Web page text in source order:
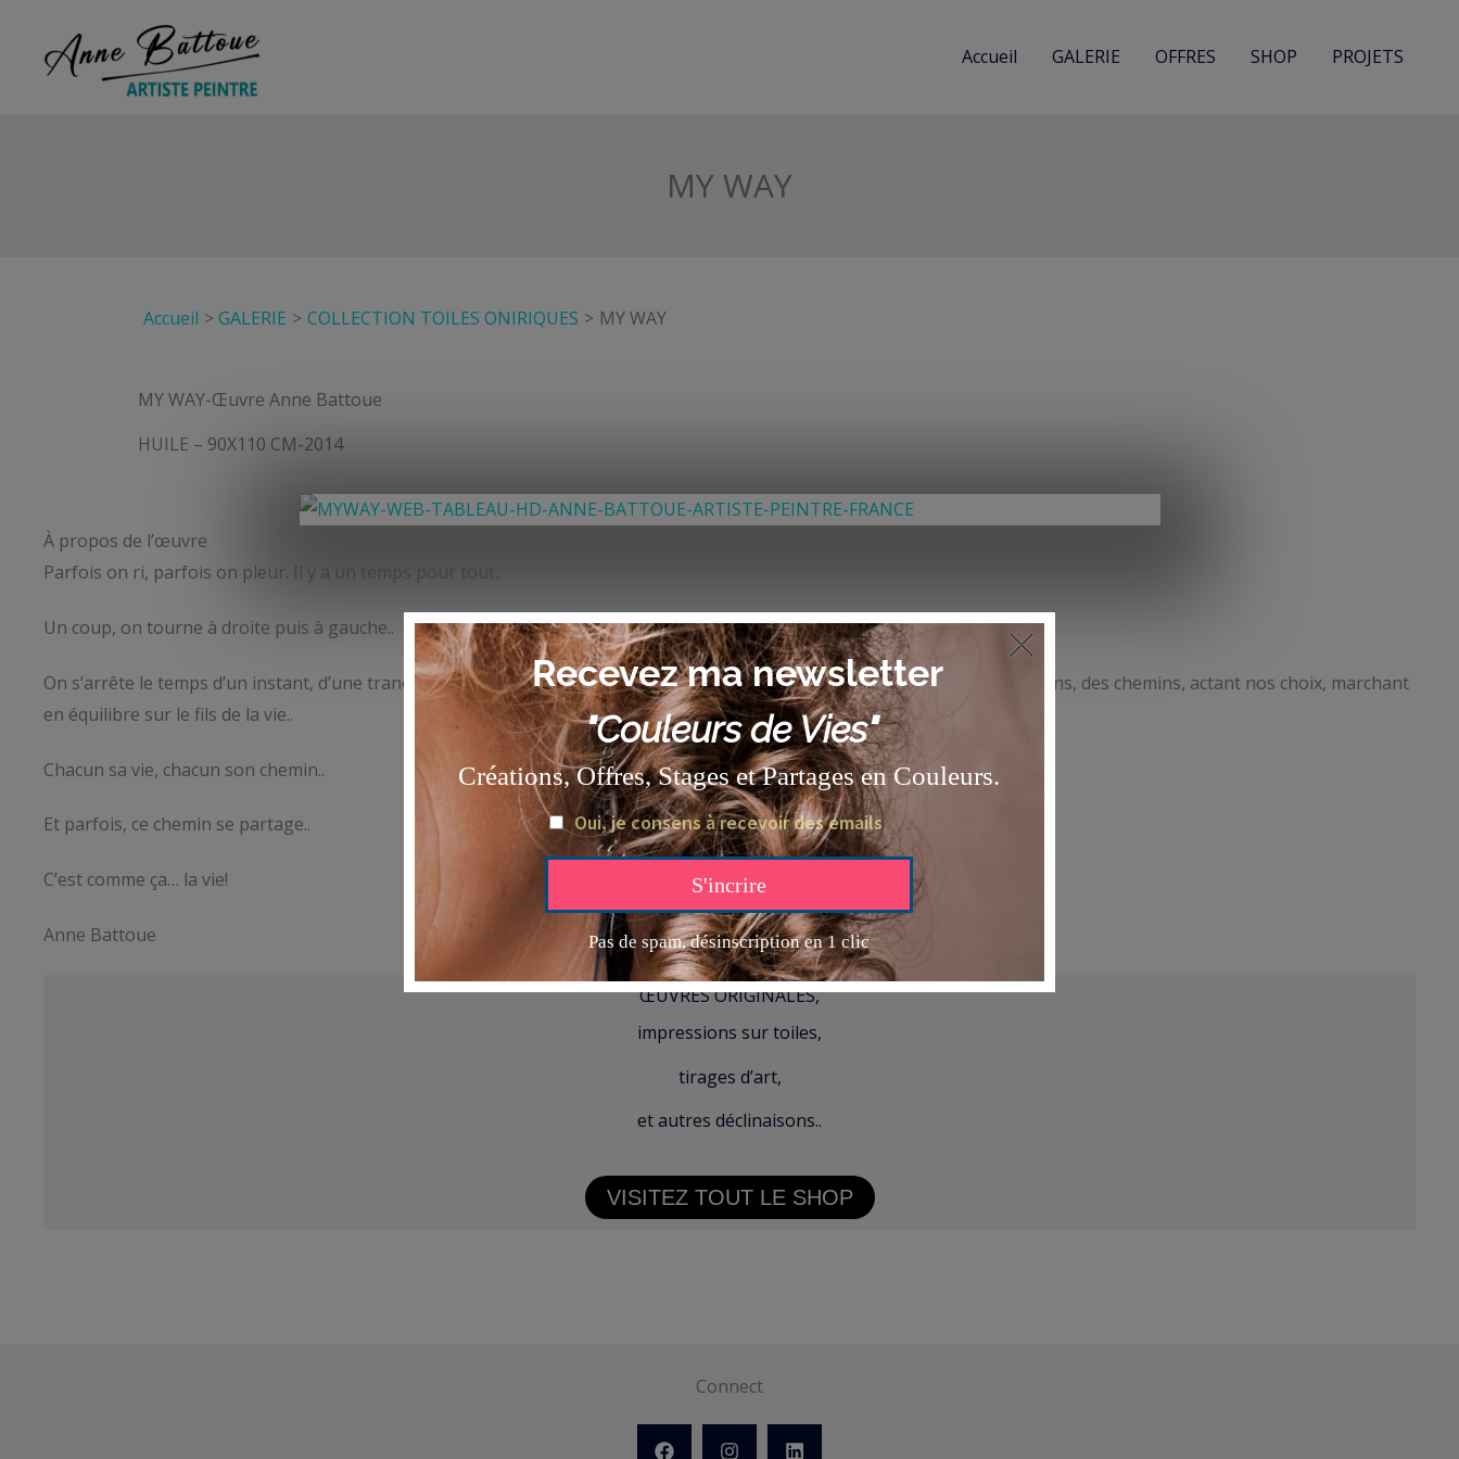
contenu
Accueil GALERIE OFFRES SHOP PROJETS
MY WAY
Accueil GALERIE COLLECTION TOILES ONIRIQUES MY WAY
MY WAY-Œuvre Anne Battoue
HUILE – 90X110 CM-2014
À propos de l’œuvre
Parfois on ri, parfois on pleur. Il y a un temps pour tout..
Un coup, on tourne à droite puis à gauche..
On s’arrête le temps d’un instant, d’une tranche de vie, puis on repart.. sillonnant notre monde intérieur, prenant des décisions, des chemins, actant nos choix, marchant
en équilibre sur le fils de la vie..
Chacun sa vie, chacun son chemin..
Et parfois, ce chemin se partage..
C’est comme ça… la vie!
Anne Battoue
ŒUVRES ORIGINALES,
impressions sur toiles,
tirages d’art,
et autres déclinaisons..
VISITEZ TOUT LE SHOP
Connect